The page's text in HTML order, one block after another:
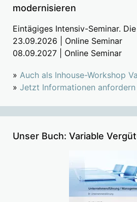
modernisieren
Eintägiges Intensiv-Seminar.
23.09.2026 | Online Seminar
08.09.2027 | Online Seminar
» Auch als Inhouse-Workshop
» Jetzt Informationen anfordern
Unser Buch: Variable